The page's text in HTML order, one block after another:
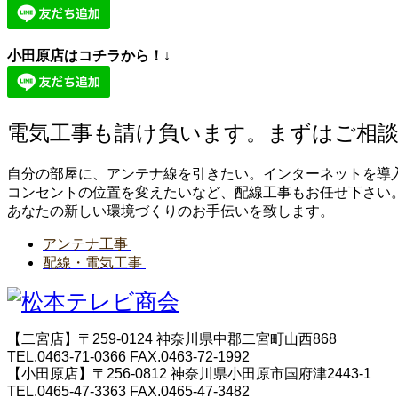
小田原店はコチラから！↓
電気工事も請け負います。まずはご相談
自分の部屋に、アンテナ線を引きたい。インターネットを導
コンセントの位置を変えたいなど、配線工事もお任せ下さい。
あなたの新しい環境づくりのお手伝いを致します。
アンテナ工事
配線・電気工事
【二宮店】〒259-0124 神奈川県中郡二宮町山西868
TEL.0463-71-0366 FAX.0463-72-1992
【小田原店】〒256-0812 神奈川県小田原市国府津2443-1
TEL.0465-47-3363 FAX.0465-47-3482